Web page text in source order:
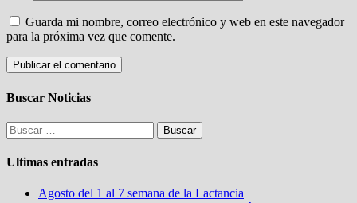
Guarda mi nombre, correo electrónico y web en este navegador
para la próxima vez que comente.
Buscar Noticias
Buscar:
Ultimas entradas
Agosto del 1 al 7 semana de la Lactancia